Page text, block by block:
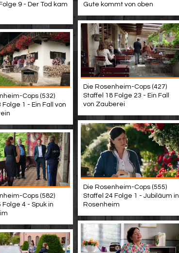
Gute kommt von oben
9 - Der Tod kam
Die Rosenheim-Cops (427)
Staffel 18 Folge 23 - Ein Fall
von Zauberei
Cops (532)
Folge 1 - Ein Fall von
Die Rosenheim-Cops (555)
Staffel 24 Folge 1 - Jubiläum in
Rosenheim
Cops (582)
Folge 4 - Spuk in